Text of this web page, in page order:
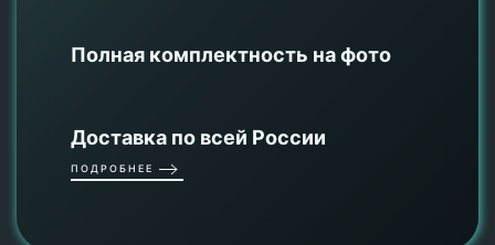
Полная комплектность на фото
Доставка по всей России
ПОДРОБНЕЕ